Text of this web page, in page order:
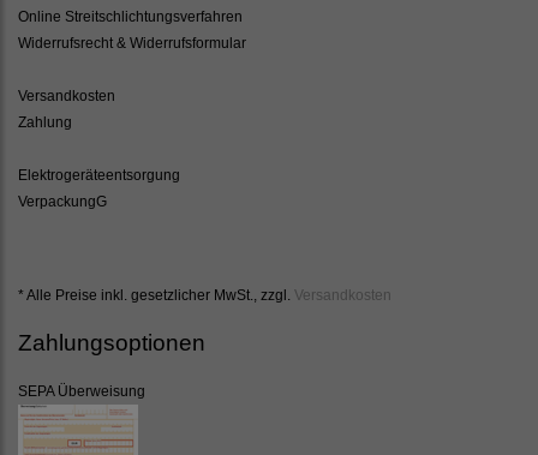
Online Streitschlichtungsverfahren
Widerrufsrecht & Widerrufsformular
Versandkosten
Zahlung
Elektrogeräteentsorgung
VerpackungG
* Alle Preise inkl. gesetzlicher MwSt., zzgl. Versandkosten
Zahlungsoptionen
SEPA Überweisung